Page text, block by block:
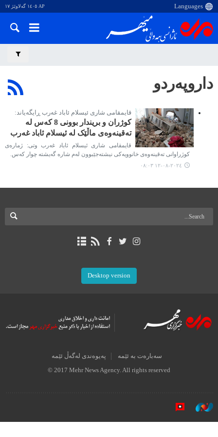
AP ١٤٠٥ گەلاوێژ ١٧
داروپەردو
قایمقامی شاری ئیسلام ئاباد غەرب ڕایگەیاند:
کوژران و بریندار بوونی 8 کەس لە
تەقینەوەی ماڵێک لە ئیسلام ئاباد غەرب
قایمقامی شاری ئیسلام ئاباد غەرب وتی: ژمارەی
کوژراوانی تەقینەوەی خانوویەکی نیشتەجێبوون لەم شارە گەیشتە چوار کەس.
٢٠٢٤-٠٨-١٢ ٠٨:٠٣
Desktop version
سەبارەت بە ئێمە پەیوەندی لەگەڵ ئێمە
© 2017 Mehr News Agency. All rights reserved